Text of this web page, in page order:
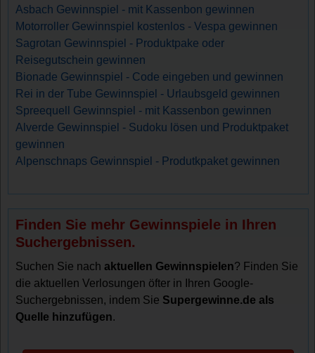
Asbach Gewinnspiel - mit Kassenbon gewinnen
Motorroller Gewinnspiel kostenlos - Vespa gewinnen
Sagrotan Gewinnspiel - Produktpake oder
Reisegutschein gewinnen
Bionade Gewinnspiel - Code eingeben und gewinnen
Rei in der Tube Gewinnspiel - Urlaubsgeld gewinnen
Spreequell Gewinnspiel - mit Kassenbon gewinnen
Alverde Gewinnspiel - Sudoku lösen und Produktpaket
gewinnen
Alpenschnaps Gewinnspiel - Produtkpaket gewinnen
Finden Sie mehr Gewinnspiele in Ihren
Suchergebnissen.
Suchen Sie nachaktuellen Gewinnspielen? Finden Sie
die aktuellen Verlosungen öfter in Ihren Google-
Suchergebnissen, indem Sie Supergewinne.de als
Quelle hinzufügen.